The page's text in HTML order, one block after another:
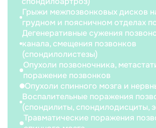
Грыжи межпозвонковых дисков
грудном и поясничном отделах
Дегенеративные сужения
канала, смещения позвонков
(спондилолистезы)
Опухоли позвоночника,
поражение позвонков
Опухоли спинного мозга и
Воспалительные поражения
(спондилиты, спондилодисциты,
Травматические поражения